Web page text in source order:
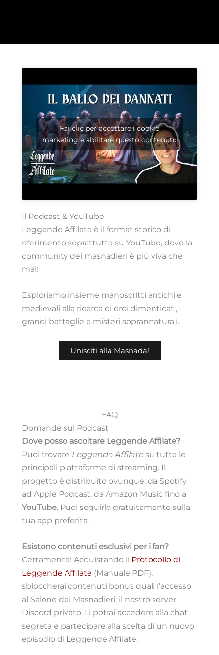
Fai clic per accettare i cookie
marketing e abilitare questo contenuto
Il Podcast & YouTube
Leggende Affilate è il format storico di
riferimento soprattutto su YouTube, dove la
community dei masnadieri è più viva che
mai!
Esploriamo insieme manoscritti antichi e
medievali alla ricerca di eroi dimenticati,
grandi battaglie e misteri soprannaturali.
Unisciti alla Masnada!
FAQ
Domande sul Podcast
Dove posso ascoltare Leggende Affilate?
Puoi trovare Leggende Affilatesu tutte le
principali piattaforme di streaming. Il
progetto è distribuito ovunque: da Spotify
ad Apple Podcast, da Amazon Music fino a
YouTube. Puoi seguirlo gratuitamente sulla
tua app preferita.
Esistono contenuti esclusivi per i fan?
Certamente! Acquistando il Protocollo di
Leggende Affilate (Manuale PDF),
sbloccherai contenuti bonus quali l’accesso
al Salone dei Masnadieri, il nostro server
Discord privato. Lì potrai accedere alla chat
segreta e partecipare alla scelta di un nuovo
episodio di Leggende Affilate.